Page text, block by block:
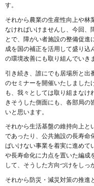
す。
それから農業の生産性向上や林
なければいけませんし、今回、
とで、障がい者施設の整備促進
成を国の補正を活用して盛り込
の環境改善にも取り組んでいき
引き続き、誰にでも居場所と出
のセミナーを開催いたしました
も、我々としては取り組まな
きそうした側面にも、各部局の
いと思います。
それから生活基盤の維持向上と
であったり、公共施設の長寿命
ばいけない事業を着実に進めて
や長寿命化に力点を置いた編成
して、そうした方向づけをしっ
それから防災・減災対策の推進